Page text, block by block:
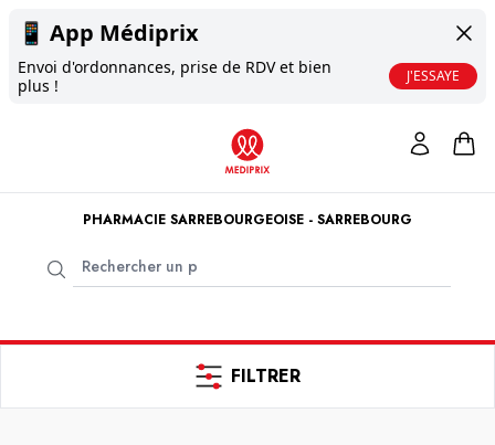
📱 App Médiprix
Envoi d'ordonnances, prise de RDV et bien
plus !
J'ESSAYE
PHARMACIE SARREBOURGEOISE - SARREBOURG
FILTRER